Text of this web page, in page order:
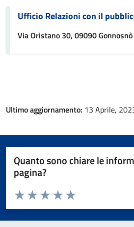
Ufficio Relazioni con il
Via Oristano 30, 09090 Gonnosnò
Ultimo aggiornamento: 13 Aprile,
Quanto sono chiare le
pagina?
Valuta da 1 a 5 stelle la pagina
Valuta 5 stelle su 5
Valuta 4 stelle su 5
Valuta 3 stelle su 5
Valuta 2 stelle su 5
Valuta 1 stelle su 5